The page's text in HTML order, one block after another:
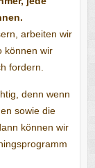
arbeiten wir
können wir
fordern.
denn wenn
sowie die
können wir